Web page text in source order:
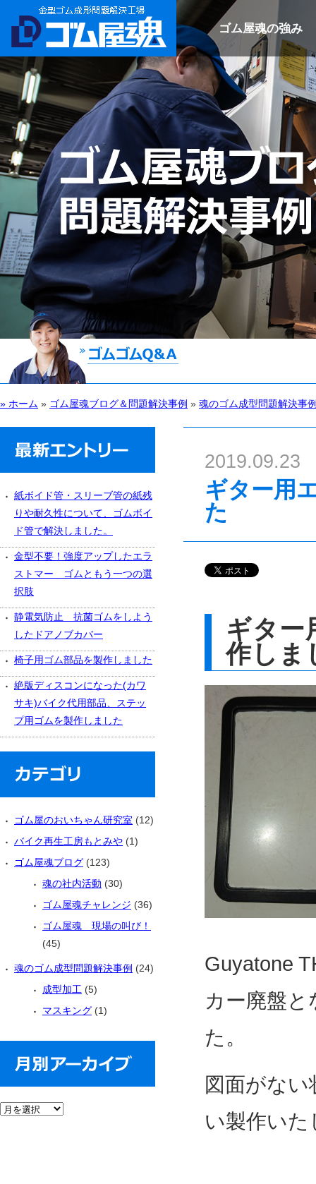
ゴム屋魂の強み
» ホーム » ゴム屋魂ブログ＆問題解決事例 » 魂のゴム成型問題解決事
2019.09.23
ギター用
た
ギター
作しま
Guyatone
カー廃盤
た。
図面がな
い製作い
紙ボイド管・スリーブ管の紙残
りや耐久性について、ゴムボイ
ド管で解決しました。
金型不要！強度アップしたエラ
ストマー ゴムともう一つの選
択肢
静電気防止 抗菌ゴムをしよう
したドアノブカバー
椅子用ゴム部品を製作しました
絶版ディスコンになった(カワ
サキ)バイク代用部品、ステッ
プ用ゴムを製作しました
ゴム屋のおいちゃん研究室 (12)
バイク再生工房もとみや (1)
ゴム屋魂ブログ (123)
魂の社内活動 (30)
ゴム屋魂チャレンジ (36)
ゴム屋魂 現場の叫び！
(45)
魂のゴム成型問題解決事例 (24)
成型加工 (5)
マスキング (1)